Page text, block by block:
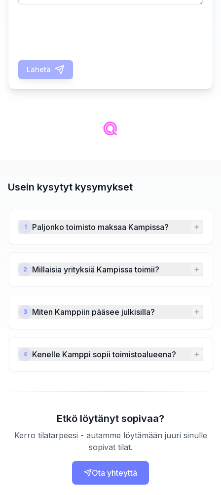
Lähetä
Usein kysytyt kysymykset
1 Paljonko toimisto maksaa Kampissa?
2 Millaisia yrityksiä Kampissa toimii?
3 Miten Kamppiin pääsee julkisilla?
4 Kenelle Kamppi sopii toimistoalueena?
Etkö löytänyt sopivaa?
Kerro tilatarpeesi - autamme löytämään juuri sinulle
sopivat tilat.
Ota yhteyttä